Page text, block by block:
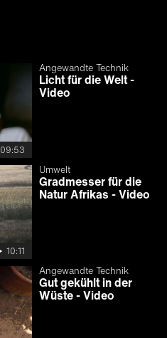
09:53
Angewandte Technik
Licht für die Welt -
Video
10:11
Umwelt
Gradmesser für die
Natur Afrikas - Video
Angewandte Technik
Gut gekühlt in der
Wüste - Video